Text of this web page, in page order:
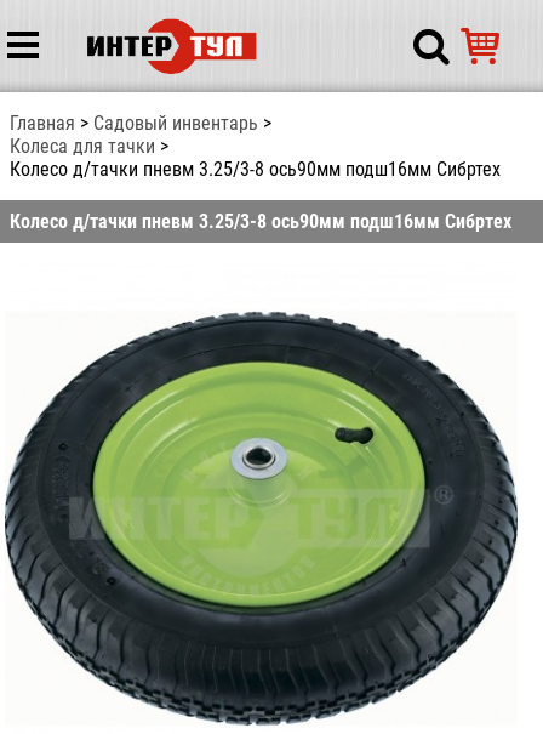
Главная
Садовый инвентарь
Колеса для тачки
Колесо д/тачки пневм 3.25/3-8 ось90мм подш16мм Сибртех
Колесо д/тачки пневм 3.25/3-8 ось90мм подш16мм Сибртех